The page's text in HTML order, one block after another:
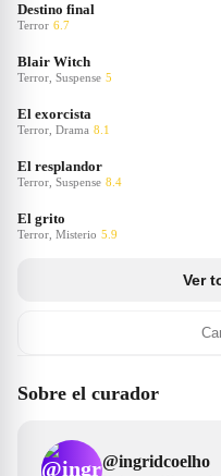
Destino final
Terror 6.7
Blair Witch
Terror, Suspense 5
El exorcista
Terror, Drama 8.1
El resplandor
Terror, Suspense 8.4
El grito
Terror, Misterio 5.9
Ver
Sobre el curador
@ingridcoelho